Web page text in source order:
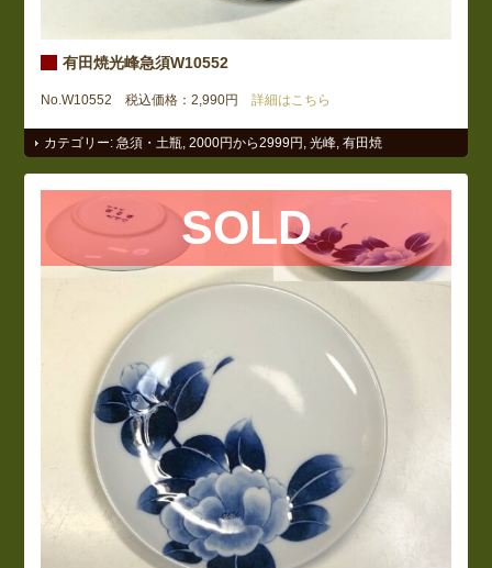
有田焼光峰急須W10552
No.W10552 税込価格：2,990円 詳細はこちら
カテゴリー:急須・土瓶 ,2000円から2999円 ,光峰 ,有田焼
SOLD